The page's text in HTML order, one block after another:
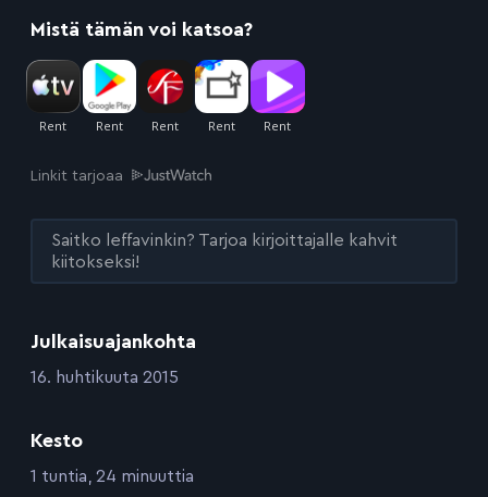
Julkaisuajankohta
:16. huhtikuuta 2015
Kesto
:1 tuntia, 24 minuuttia
Mistä tämän voi katsoa?
Linkit tarjoaa
Saitko leffavinkin? Tarjoa kirjoittajalle kahvit
kiitokseksi!